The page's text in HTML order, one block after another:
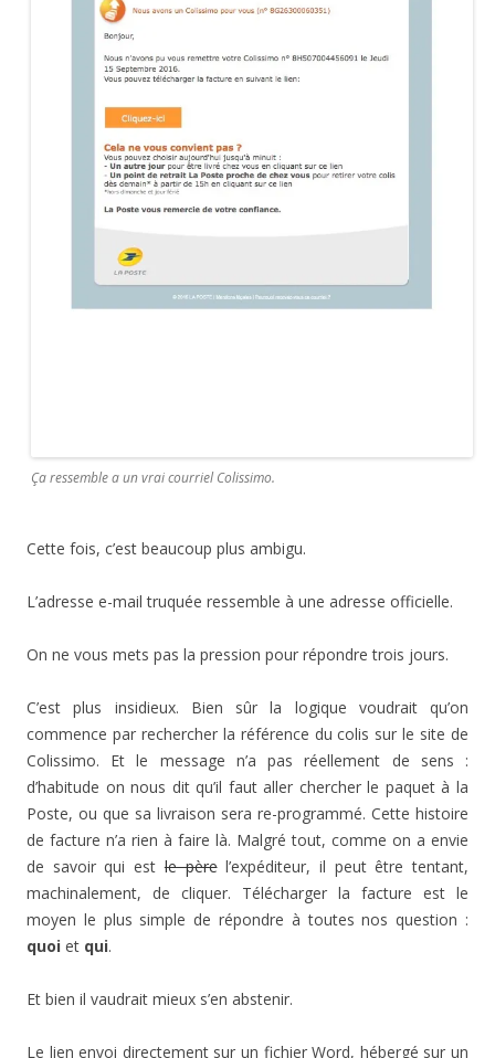
Ça ressemble a un vrai courriel Colissimo.
Cette fois, c’est beaucoup plus ambigu.
L’adresse e-mail truquée ressemble à une adresse officielle.
On ne vous mets pas la pression pour répondre trois jours.
C’est plus insidieux. Bien sûr la logique voudrait qu’on
commence par rechercher la référence du colis sur le site de
Colissimo. Et le message n’a pas réellement de sens :
d’habitude on nous dit qu’il faut aller chercher le paquet à la
Poste, ou que sa livraison sera re-programmé. Cette histoire
de facture n’a rien à faire là. Malgré tout, comme on a envie
de savoir qui estle pèrel’expéditeur, il peut être tentant,
machinalement, de cliquer. Télécharger la facture est le
moyen le plus simple de répondre à toutes nos question :
quoi et qui.
Et bien il vaudrait mieux s’en abstenir.
Le lien envoi directement sur un fichier Word, hébergé sur un